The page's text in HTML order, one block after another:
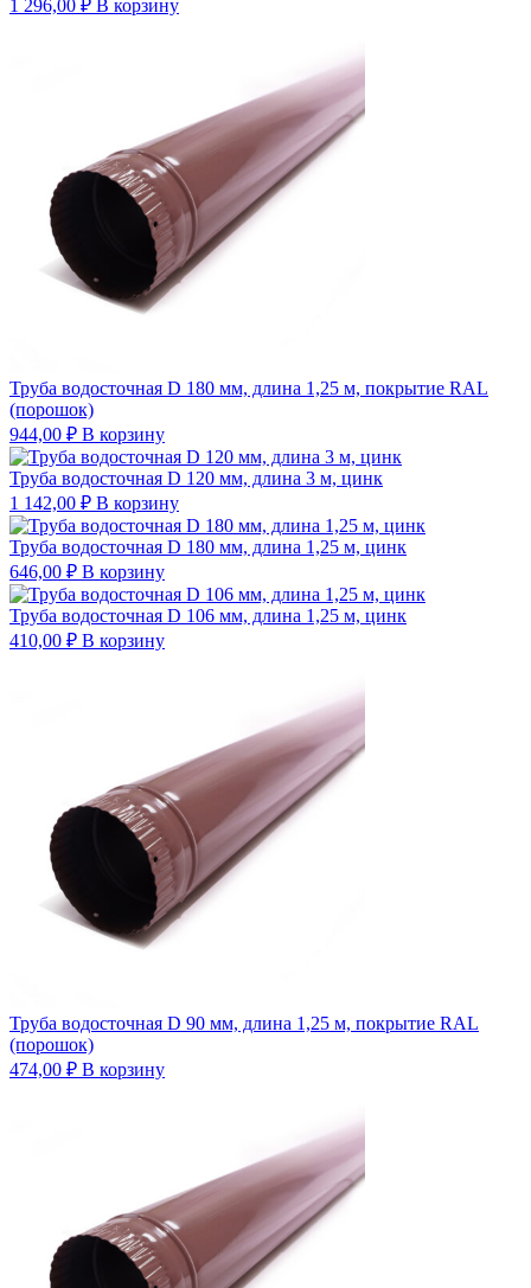
1 296,00 ₽ В корзину
Труба водосточная D 180 мм, длина 1,25 м, покрытие RAL
(порошок)
944,00 ₽ В корзину
Труба водосточная D 120 мм, длина 3 м, цинк
1 142,00 ₽ В корзину
Труба водосточная D 180 мм, длина 1,25 м, цинк
646,00 ₽ В корзину
Труба водосточная D 106 мм, длина 1,25 м, цинк
410,00 ₽ В корзину
Труба водосточная D 90 мм, длина 1,25 м, покрытие RAL
(порошок)
474,00 ₽ В корзину